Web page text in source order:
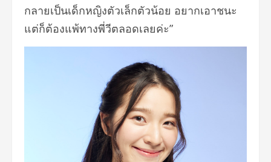
กลายเป็นเด็กหญิงตัวเล็กตัวน้อย อยากเอาชนะ
แต่ก็ต้องแพ้ทางพี่วีตลอดเลยค่ะ”